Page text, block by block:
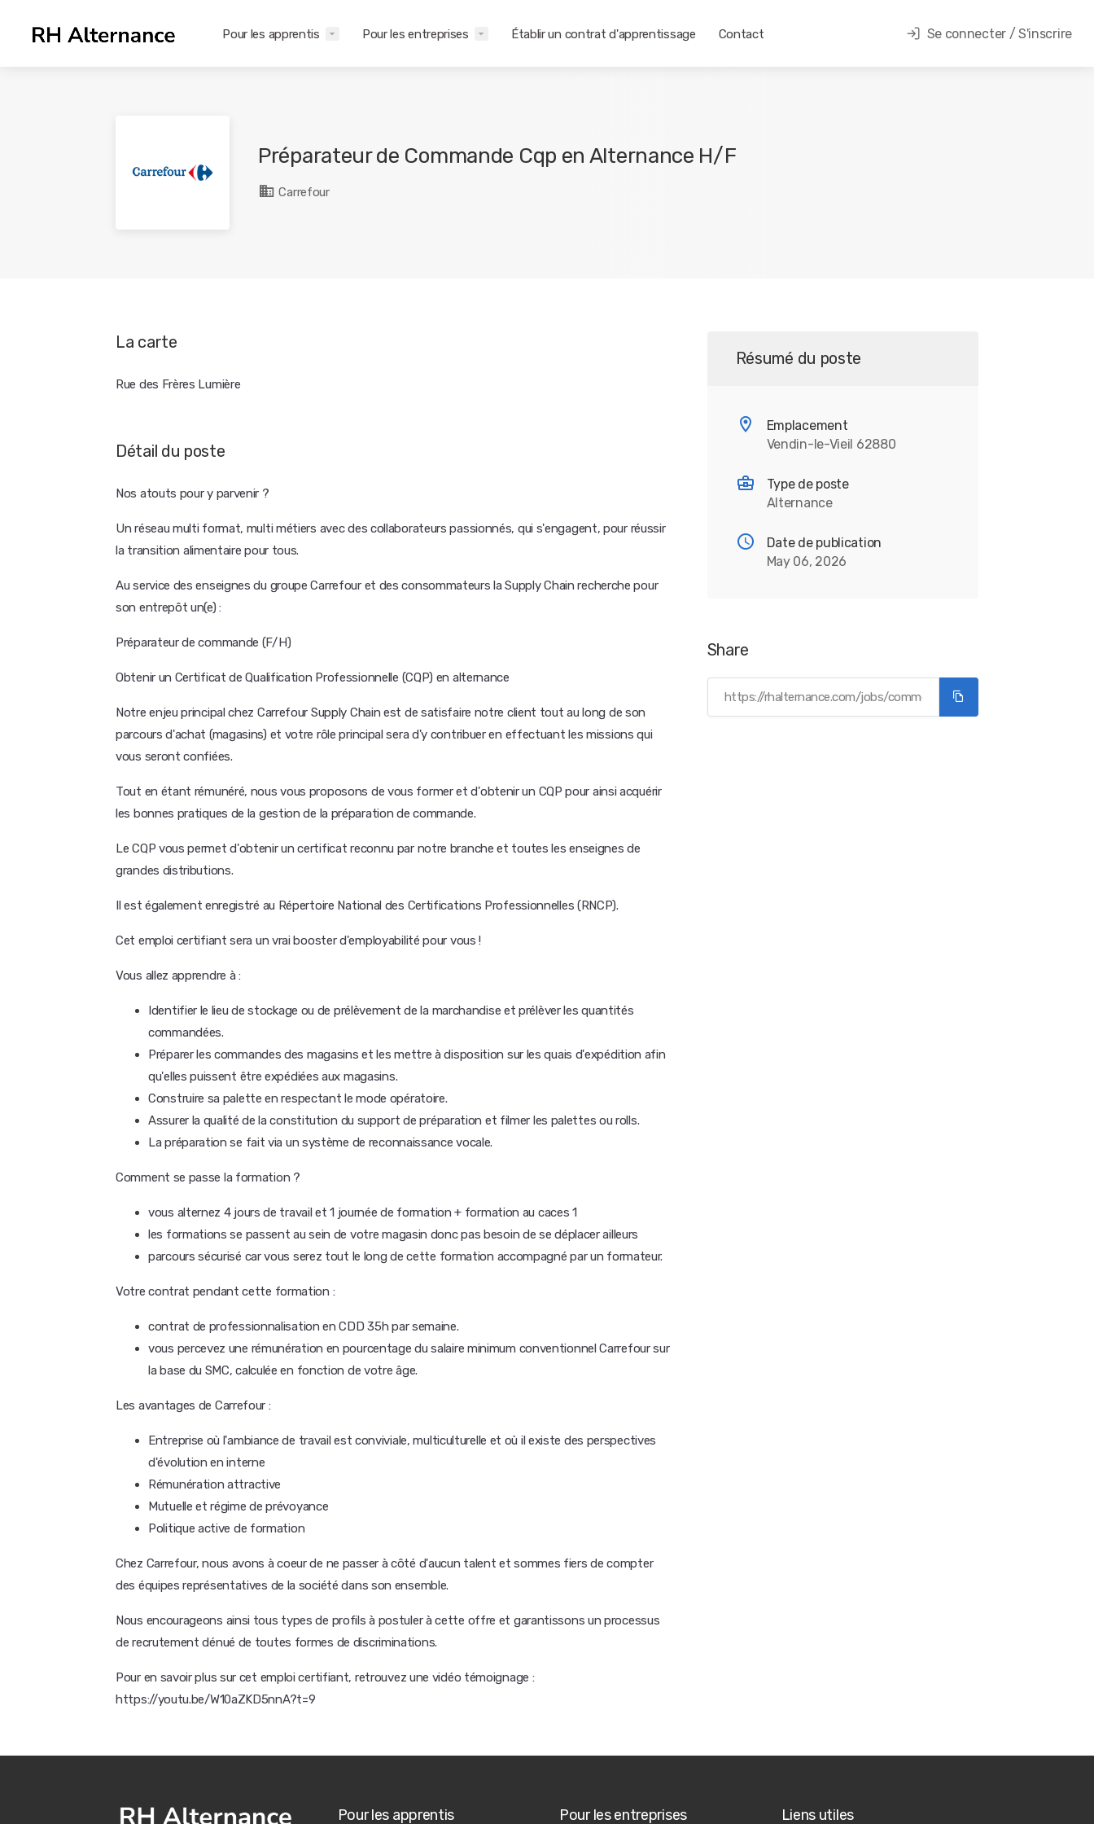
Pour les apprentis Pour les entreprises Établir un contrat d'apprentissage Contact Se connecter / S'inscrire
Préparateur de Commande Cqp en Alternance H/F
Carrefour
La carte
Rue des Frères Lumière
Détail du poste
Nos atouts pour y parvenir ?
Un réseau multi format, multi métiers avec des collaborateurs passionnés, qui s'engagent, pour réussir
la transition alimentaire pour tous.
Au service des enseignes du groupe Carrefour et des consommateurs la Supply Chain recherche pour
son entrepôt un(e) :
Préparateur de commande (F/H)
Obtenir un Certificat de Qualification Professionnelle (CQP) en alternance
Notre enjeu principal chez Carrefour Supply Chain est de satisfaire notre client tout au long de son
parcours d'achat (magasins) et votre rôle principal sera d'y contribuer en effectuant les missions qui
vous seront confiées.
Tout en étant rémunéré, nous vous proposons de vous former et d'obtenir un CQP pour ainsi acquérir
les bonnes pratiques de la gestion de la préparation de commande.
Le CQP vous permet d'obtenir un certificat reconnu par notre branche et toutes les enseignes de
grandes distributions.
Il est également enregistré au Répertoire National des Certifications Professionnelles (RNCP).
Cet emploi certifiant sera un vrai booster d'employabilité pour vous !
Vous allez apprendre à :
Identifier le lieu de stockage ou de prélèvement de la marchandise et prélèver les quantités
commandées.
Préparer les commandes des magasins et les mettre à disposition sur les quais d'expédition afin
qu'elles puissent être expédiées aux magasins.
Construire sa palette en respectant le mode opératoire.
Assurer la qualité de la constitution du support de préparation et filmer les palettes ou rolls.
La préparation se fait via un système de reconnaissance vocale.
Comment se passe la formation ?
vous alternez 4 jours de travail et 1 journée de formation + formation au caces 1
les formations se passent au sein de votre magasin donc pas besoin de se déplacer ailleurs
parcours sécurisé car vous serez tout le long de cette formation accompagné par un formateur.
Votre contrat pendant cette formation :
contrat de professionnalisation en CDD 35h par semaine.
vous percevez une rémunération en pourcentage du salaire minimum conventionnel Carrefour sur
la base du SMC, calculée en fonction de votre âge.
Les avantages de Carrefour :
Entreprise où l'ambiance de travail est conviviale, multiculturelle et où il existe des perspectives
d'évolution en interne
Rémunération attractive
Mutuelle et régime de prévoyance
Politique active de formation
Chez Carrefour, nous avons à coeur de ne passer à côté d'aucun talent et sommes fiers de compter
des équipes représentatives de la société dans son ensemble.
Nous encourageons ainsi tous types de profils à postuler à cette offre et garantissons un processus
de recrutement dénué de toutes formes de discriminations.
Pour en savoir plus sur cet emploi certifiant, retrouvez une vidéo témoignage :
https://youtu.be/W10aZKD5nnA?t=9
Résumé du poste
Emplacement
Vendin-le-Vieil 62880
Type de poste
Alternance
Date de publication
May 06, 2026
Share
Pour les apprentis Pour les entreprises Liens utiles